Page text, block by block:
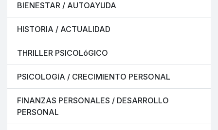
BIENESTAR / AUTOAYUDA
HISTORIA / ACTUALIDAD
THRILLER PSICOLóGICO
PSICOLOGíA / CRECIMIENTO PERSONAL
FINANZAS PERSONALES / DESARROLLO
PERSONAL